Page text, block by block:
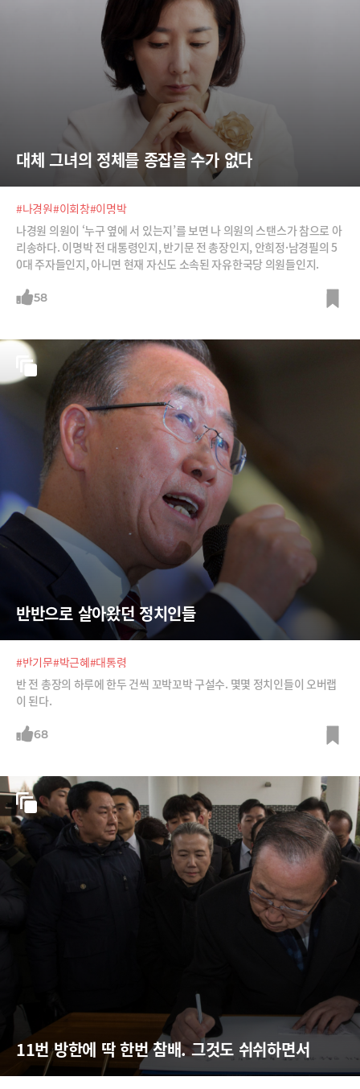
대체 그녀의 정체를 종잡을 수가 없다
#나경원#이회창#이명박
나경원 의원이 ‘누구 옆에 서 있는지’를 보면 나 의원의 스탠스가 참으로 아
리송하다. 이명박 전 대통령인지, 반기문 전 총장인지, 안희정·남경필의 5
0대 주자들인지, 아니면 현재 자신도 소속된 자유한국당 의원들인지.
58
반반으로 살아왔던 정치인들
#반기문#박근혜#대통령
반 전 총장의 하루에 한두 건씩 꼬박꼬박 구설수. 몇몇 정치인들이 오버랩
이 된다.
68
11번 방한에 딱 한번 참배. 그것도 쉬쉬하면서